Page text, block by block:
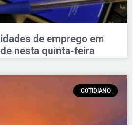
de emprego em
nesta quinta-feira
COTIDIANO